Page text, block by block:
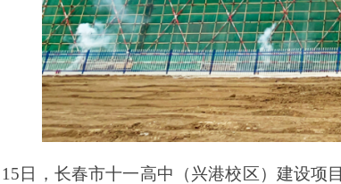
，长春市十一高中（兴港校区）建设项